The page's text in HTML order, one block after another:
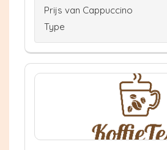
Prijs van Cappuccino
Type